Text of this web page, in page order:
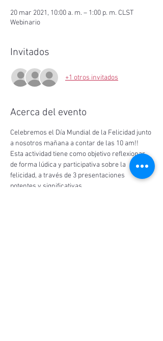
20 mar 2021, 10:00 a. m. – 1:00 p. m. CLST
Webinario
Invitados
+1 otros invitados
Acerca del evento
Celebremos el Día Mundial de la Felicidad junto
a nosotros mañana a contar de las 10 am!!
Esta actividad tiene como objetivo reflexionar
de forma lúdica y participativa sobre la
felicidad, a través de 3 presentaciones
potentes y significativas.